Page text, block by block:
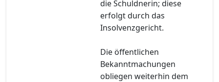
die Schuldnerin; diese
erfolgt durch das
Insolvenzgericht.
Die öffentlichen
Bekanntmachungen
obliegen weiterhin dem